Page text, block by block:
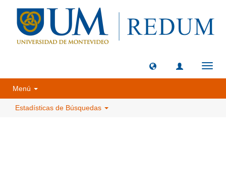
Menú
Estadísticas de Búsquedas